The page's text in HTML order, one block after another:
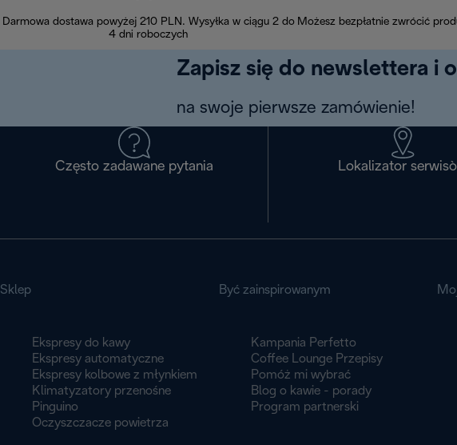
Darmowa dostawa powyżej 210 PLN. Wysyłka w ciągu 2 do
4 dni roboczych
Możesz bezpłatnie zwrócić
Zapisz się do newslettera i
na swoje pierwsze zamówienie!
Często zadawane pytania Lokalizator
Sklep
Ekspresy do kawy
Ekspresy automatyczne
Ekspresy kolbowe z młynkiem
Klimatyzatory przenośne
Pinguino
Oczyszczacze powietrza
Być zainspirowanym
Kampania Perfetto
Coffee Lounge Przepisy
Pomóż mi wybrać
Blog o kawie - porady
Program partnerski